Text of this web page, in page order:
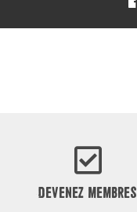
DEVENEZ MEMBRES